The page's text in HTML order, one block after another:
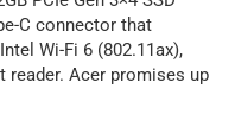
C connector that
Wi-Fi 6 (802.11ax),
reader. Acer promises up